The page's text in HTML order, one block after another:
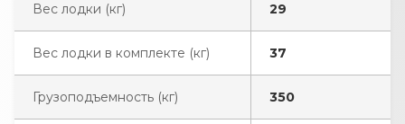
Вес лодки (кг) 29
Вес лодки в комплекте (кг) 37
Грузоподъемность (кг) 350